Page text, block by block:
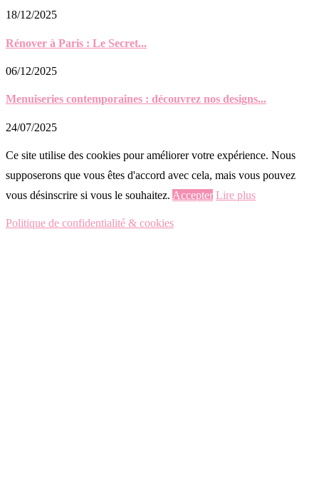
18/12/2025
Rénover à Paris : Le Secret...
06/12/2025
Menuiseries contemporaines : découvrez nos designs...
24/07/2025
Ce site utilise des cookies pour améliorer votre expérience. Nous
supposerons que vous êtes d'accord avec cela, mais vous pouvez
vous désinscrire si vous le souhaitez. Accepter Lire plus
Politique de confidentialité & cookies